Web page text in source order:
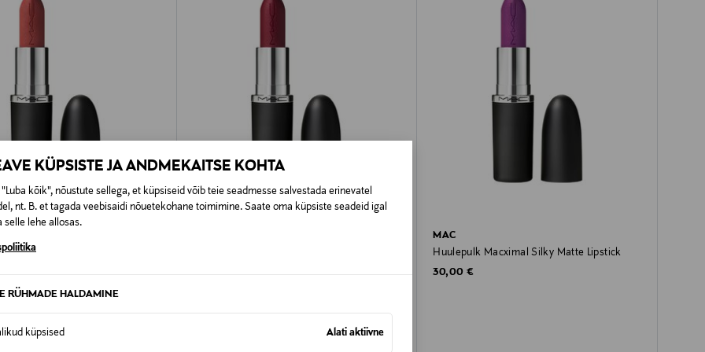
KÜPSISTE JA ANDMEKAITSE KOHTA
"Luba kõik", nõustute sellega, et küpsiseid võib teie seadmesse salvestada erinevatel
nt. B. et tagada veebisaidi nõuetekohane toimimine. Saate oma küpsiste seadeid igal
selle lehe allosas.
RÜHMADE HALDAMINE
küpsised Alati aktiivne
Macximal Silky Matte Lipstick
MAC
Huulepulk Macximal Silky Matte Lipstick
Original Price
30,00 €